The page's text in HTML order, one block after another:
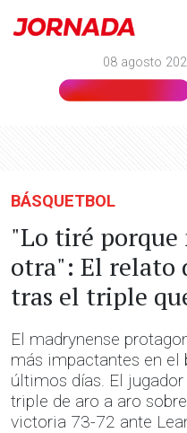
08 agosto
BÁSQUETBOL
"Lo tiré porque
otra": El relato
tras el triple
El madrynense
más impactantes en el
últimos días. El
triple de aro a aro
victoria 73-72 ante